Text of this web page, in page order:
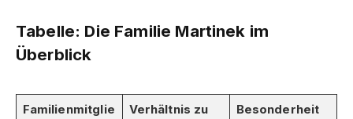
Tabelle: Die Familie Martinek im
Überblick
Familienmitglie
Verhältnis zu
Besonderheit